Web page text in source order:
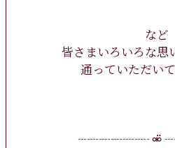
など
皆さまいろいろな思
通っていただい
┈┈┈┈┈┈ ⚮̈